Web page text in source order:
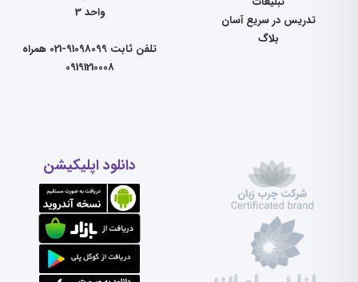
تدریس در سریع آسان
بلاگ
واحد 3
تلفن ثابت 91098099-021 همراه
09191210008
دانلود اپلیکیشن